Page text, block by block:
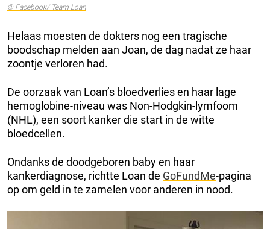
© Facebook/ Team Loan
Helaas moesten de dokters nog een tragische
boodschap melden aan Joan, de dag nadat ze haar
zoontje verloren had.
De oorzaak van Loan’s bloedverlies en haar lage
hemoglobine-niveau was Non-Hodgkin-lymfoom
(NHL), een soort kanker die start in de witte
bloedcellen.
Ondanks de doodgeboren baby en haar
kankerdiagnose, richtte Loan de GoFundMe-pagina
op om geld in te zamelen voor anderen in nood.